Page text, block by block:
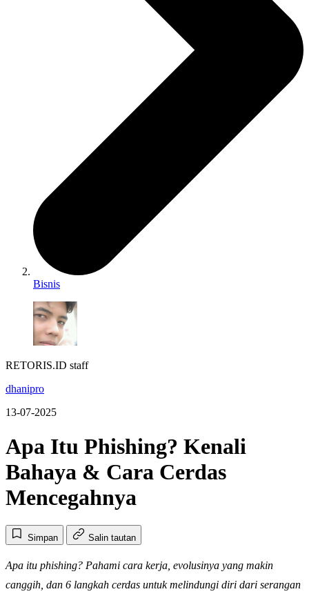
Bisnis
RETORIS.ID staff
dhanipro
13-07-2025
Apa Itu Phishing? Kenali
Bahaya & Cara Cerdas
Mencegahnya
Simpan Salin tautan
Apa itu phishing? Pahami cara kerja, evolusinya yang makin
canggih, dan 6 langkah cerdas untuk melindungi diri dari serangan